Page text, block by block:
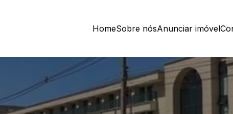
HomeSobre nósAnunciar imóvel